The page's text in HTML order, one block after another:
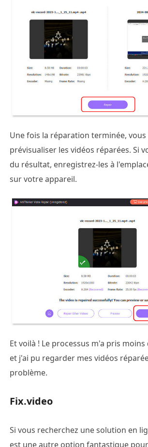
Une fois la réparation terminée, vous
prévisualiser les vidéos réparées. Si
du résultat, enregistrez-les à
sur votre appareil.
Et voilà ! Le processus m'a pris
et j'ai pu regarder mes vidéos
problème.
Fix.video
Si vous recherchez une solution en
est une autre option fantastique